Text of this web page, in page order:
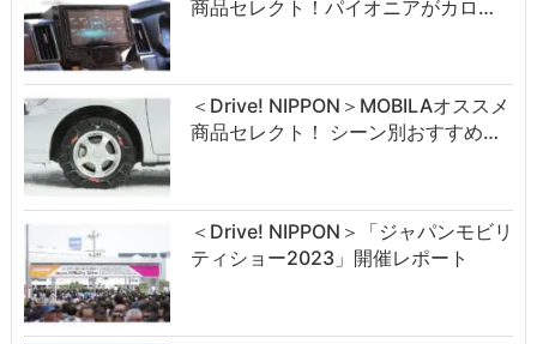
商品セレクト！パイオニアがカロ…
＜Drive! NIPPON＞MOBILAオススメ
商品セレクト！ シーン別おすすめ…
＜Drive! NIPPON＞「ジャパンモビリ
ティショー2023」開催レポート